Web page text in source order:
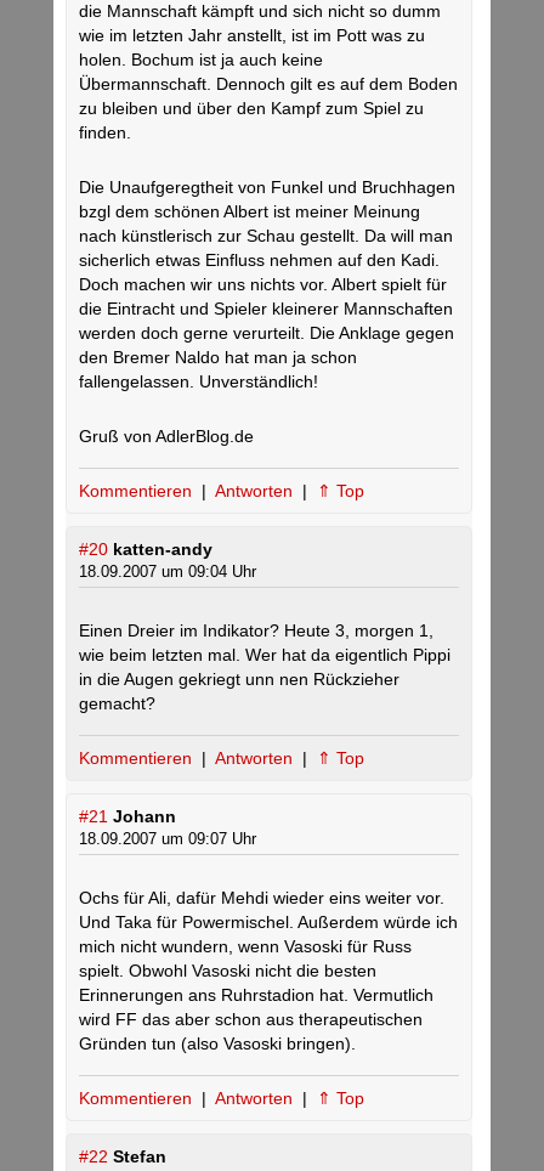
die Mannschaft kämpft und sich nicht so dumm
wie im letzten Jahr anstellt, ist im Pott was zu
holen. Bochum ist ja auch keine
Übermannschaft. Dennoch gilt es auf dem Boden
zu bleiben und über den Kampf zum Spiel zu
finden.
Die Unaufgeregtheit von Funkel und Bruchhagen
bzgl dem schönen Albert ist meiner Meinung
nach künstlerisch zur Schau gestellt. Da will man
sicherlich etwas Einfluss nehmen auf den Kadi.
Doch machen wir uns nichts vor. Albert spielt für
die Eintracht und Spieler kleinerer Mannschaften
werden doch gerne verurteilt. Die Anklage gegen
den Bremer Naldo hat man ja schon
fallengelassen. Unverständlich!
Gruß von AdlerBlog.de
Kommentieren | Antworten | ⇑ Top
#20 katten-andy
18.09.2007 um 09:04 Uhr
Einen Dreier im Indikator? Heute 3, morgen 1,
wie beim letzten mal. Wer hat da eigentlich Pippi
in die Augen gekriegt unn nen Rückzieher
gemacht?
Kommentieren | Antworten | ⇑ Top
#21 Johann
18.09.2007 um 09:07 Uhr
Ochs für Ali, dafür Mehdi wieder eins weiter vor.
Und Taka für Powermischel. Außerdem würde ich
mich nicht wundern, wenn Vasoski für Russ
spielt. Obwohl Vasoski nicht die besten
Erinnerungen ans Ruhrstadion hat. Vermutlich
wird FF das aber schon aus therapeutischen
Gründen tun (also Vasoski bringen).
Kommentieren | Antworten | ⇑ Top
#22 Stefan